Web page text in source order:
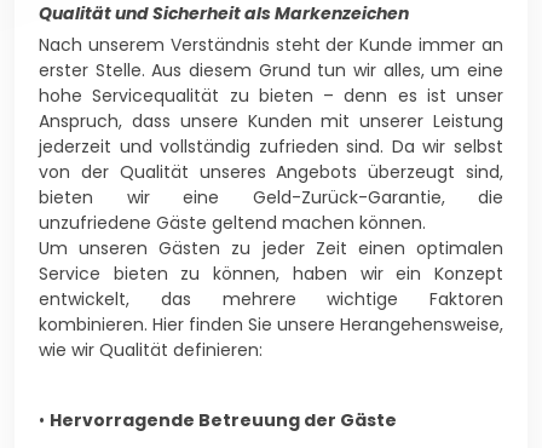
Qualität und Sicherheit als Markenzeichen
Nach unserem Verständnis steht der Kunde immer an
erster Stelle. Aus diesem Grund tun wir alles, um eine
hohe Servicequalität zu bieten – denn es ist unser
Anspruch, dass unsere Kunden mit unserer Leistung
jederzeit und vollständig zufrieden sind. Da wir selbst
von der Qualität unseres Angebots überzeugt sind,
bieten wir eine Geld-Zurück-Garantie, die
unzufriedene Gäste geltend machen können.
Um unseren Gästen zu jeder Zeit einen optimalen
Service bieten zu können, haben wir ein Konzept
entwickelt, das mehrere wichtige Faktoren
kombinieren. Hier finden Sie unsere Herangehensweise,
wie wir Qualität definieren:
• Hervorragende Betreuung der Gäste